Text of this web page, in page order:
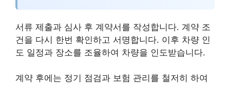
서류 제출과 심사 후 계약서를 작성합니다. 계약 조
건을 다시 한번 확인하고 서명합니다. 이후 차량 인
도 일정과 장소를 조율하여 차량을 인도받습니다.
계약 후에는 정기 점검과 보험 관리를 철저히 하여